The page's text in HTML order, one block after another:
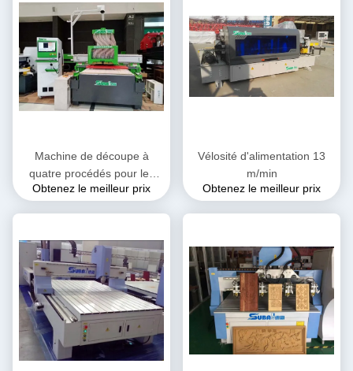
Machine de découpe à
quatre procédés pour les
meubles sur mesure dans
Obtenez le meilleur prix
Vélosité d'alimentation 13
m/min
Obtenez le meilleur prix